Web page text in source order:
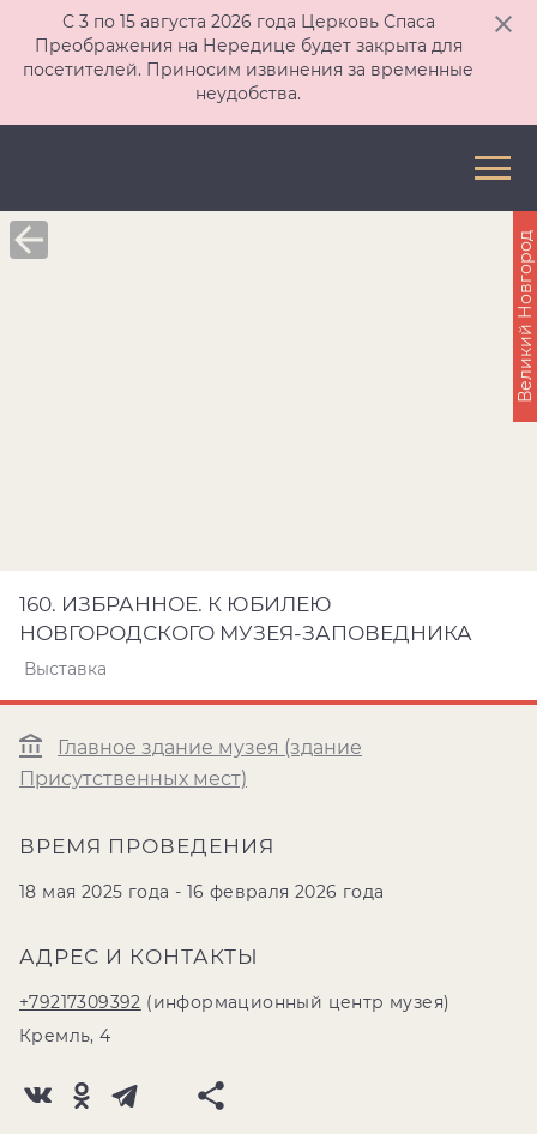
С 3 по 15 августа 2026 года Церковь Спаса
Преображения на Нередице будет закрыта для
посетителей. Приносим извинения за временные
неудобства.
160. ИЗБРАННОЕ. К ЮБИЛЕЮ
НОВГОРОДСКОГО МУЗЕЯ-ЗАПОВЕДНИКА
Выставка
Главное здание музея (здание
Присутственных мест)
ВРЕМЯ ПРОВЕДЕНИЯ
18 мая 2025 года - 16 февраля 2026 года
АДРЕС И КОНТАКТЫ
+79217309392 (информационный центр музея)
Кремль, 4
Великий Новгород